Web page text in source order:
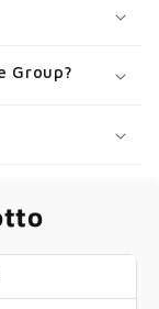
Group?